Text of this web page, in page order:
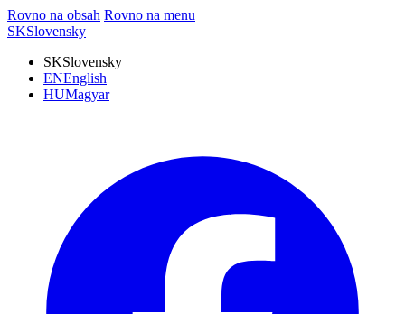
Rovno na obsah Rovno na menu
SKSlovensky
SKSlovensky
ENEnglish
HUMagyar